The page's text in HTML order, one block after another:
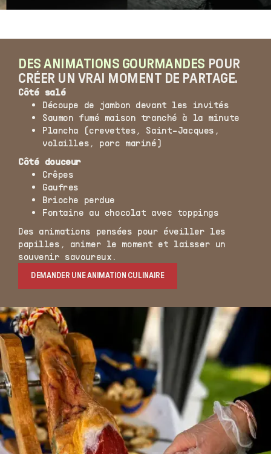
DES ANIMATIONS GOURMANDES POUR
CRÉER UN VRAI MOMENT DE PARTAGE.
Côté salé
Découpe de jambon devant les invités
Saumon fumé maison tranché à la minute
Plancha (crevettes, Saint-Jacques,
volailles, porc mariné)
Côté douceur
Crêpes
Gaufres
Brioche perdue
Fontaine au chocolat avec toppings
Des animations pensées pour éveiller les
papilles, animer le moment et laisser un
souvenir savoureux.
DEMANDER UNE ANIMATION CULINAIRE